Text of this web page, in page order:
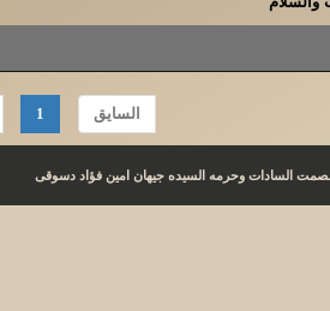
السايق 1